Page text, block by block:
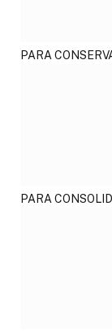
PARA
PARA